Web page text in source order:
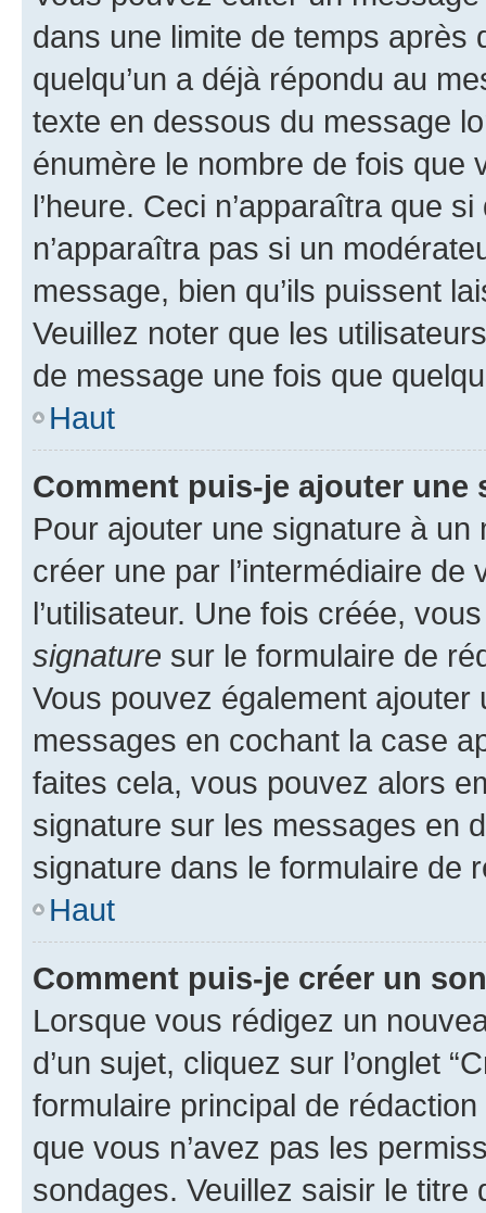
dans une limite de temps après
quelqu’un a déjà répondu au
texte en dessous du message
énumère le nombre de fois que
l’heure. Ceci n’apparaîtra que
n’apparaîtra pas si un
message, bien qu’ils puissent
Veuillez noter que les
de message une fois que
Haut
Comment puis-je ajouter une
Pour ajouter une signature à un
créer une par l’intermédiaire
l’utilisateur. Une fois créée,
signature sur le formulaire de
Vous pouvez également
messages en cochant la case
faites cela, vous pouvez alors
signature sur les messages en
signature dans le formulaire de
Haut
Comment puis-je créer un
Lorsque vous rédigez un
d’un sujet, cliquez sur l’onglet
formulaire principal de
que vous n’avez pas les
sondages. Veuillez saisir le